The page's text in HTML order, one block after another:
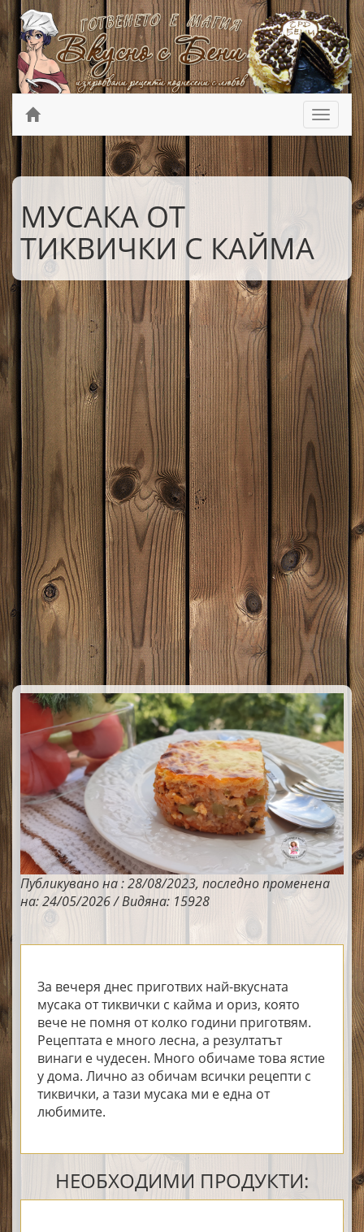
МУСАКА ОТ
ТИКВИЧКИ С КАЙМА
Публикувано на : 28/08/2023, последно променена
на: 24/05/2026 / Видяна: 15928
За вечеря днес приготвих най-вкусната
мусака от тиквички с кайма и ориз, която
вече не помня от колко години приготвям.
Рецептата е много лесна, а резултатът
винаги е чудесен. Много обичаме това ястие
у дома. Лично аз обичам всички рецепти с
тиквички, а тази мусака ми е една от
любимите.
НЕОБХОДИМИ ПРОДУКТИ: